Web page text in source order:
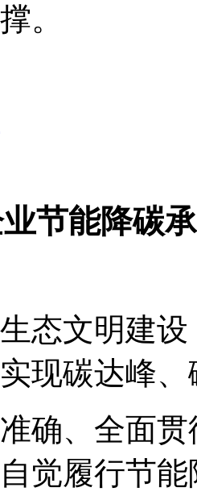
。
节能降碳
态文明建
现碳达峰
确、全面
觉履行节